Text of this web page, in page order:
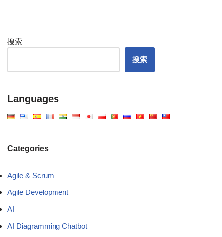
搜索
搜索
Languages
Categories
Agile & Scrum
Agile Development
AI
AI Diagramming Chatbot